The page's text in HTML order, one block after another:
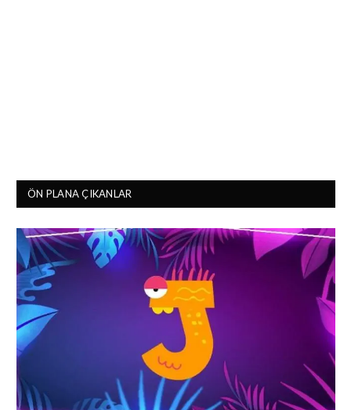
ÖN PLANA ÇIKANLAR